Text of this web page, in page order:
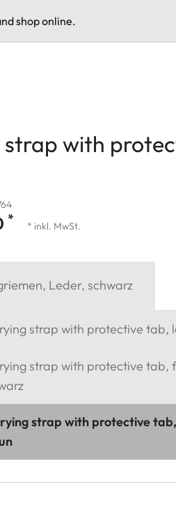
shop online.
with
* * inkl. MwSt.
Leder, schwarz
strap with protective tab,
strap with protective tab,
strap with protective